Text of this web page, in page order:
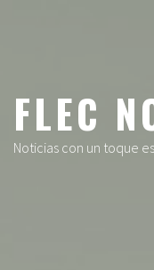
FLEC
Noticias con un toque